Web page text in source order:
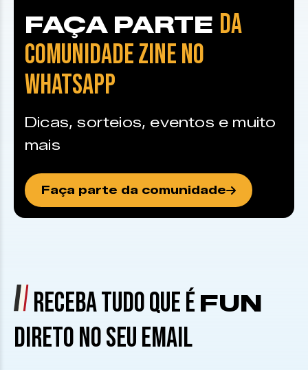
FAÇA PARTE DA
COMUNIDADE ZINE NO
WHATSAPP
Dicas, sorteios, eventos e muito
mais
Faça parte da comunidade
RECEBA TUDO QUE É FUN
DIRETO NO SEU EMAIL